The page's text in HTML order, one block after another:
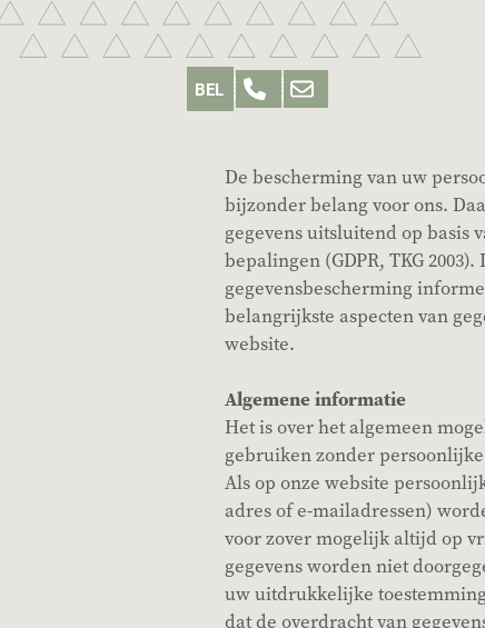
De bescherming van uw
bijzonder belang voor ons.
gegevens uitsluitend op basis
bepalingen (GDPR, TKG
gegevensbescherming
belangrijkste aspecten van
website.
Algemene informatie
Het is over het algemeen
gebruiken zonder
Als op onze website
adres of e-mailadressen)
voor zover mogelijk altijd op
gegevens worden niet
uw uitdrukkelijke
dat de overdracht van